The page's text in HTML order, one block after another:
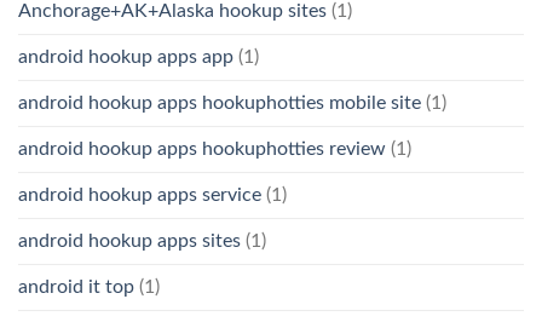
Anchorage+AK+Alaska hookup sites (1)
android hookup apps app (1)
android hookup apps hookuphotties mobile site (1)
android hookup apps hookuphotties review (1)
android hookup apps service (1)
android hookup apps sites (1)
android it top (1)